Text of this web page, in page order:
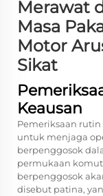
Merawat
Masa
Motor
Sikat
Keausan
Pemeriksaan
untuk menjaga
berpenggosok
permukaan
berpenggosok
disebut patina,